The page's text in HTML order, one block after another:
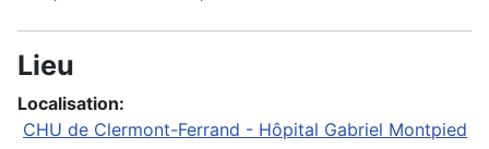
Lieu
Localisation:
CHU de Clermont-Ferrand - Hôpital Gabriel Montpied